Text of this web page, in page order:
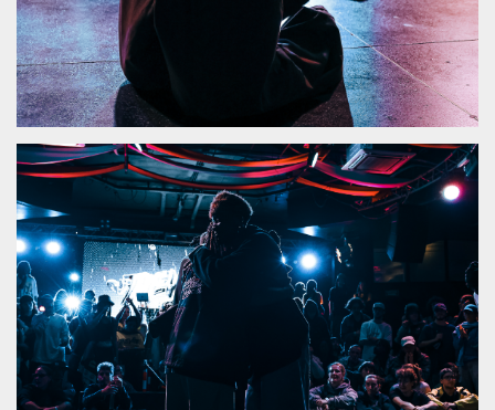
wordpress_test_cookie
Automattic
.oooh.events
Sesión
Se utiliza en
sitios creados
con Wordpress.
Comprueba si el
navegador tiene
habilitadas las
cookies
PHPSESSID
PHP.net
oooh.events
Sesión
Cookie
generada por
aplicaciones
basadas en el
lenguaje PHP.
identificador de
propósito
general que se
mantener las
variables de
sesión del
usuario.
Normalmente es
un número
generado al